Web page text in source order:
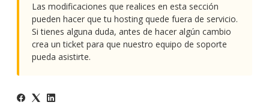
Las modificaciones que realices en esta sección
pueden hacer que tu hosting quede fuera de servicio.
Si tienes alguna duda, antes de hacer algún cambio
crea un ticket para que nuestro equipo de soporte
pueda asistirte.